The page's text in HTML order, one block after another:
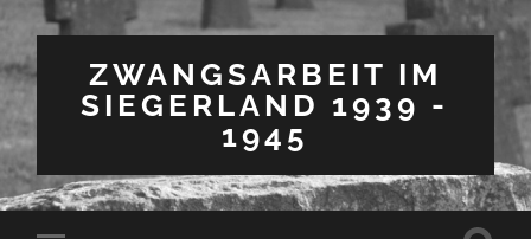
ZWANGSARBEIT IM
SIEGERLAND 1939 -
1945